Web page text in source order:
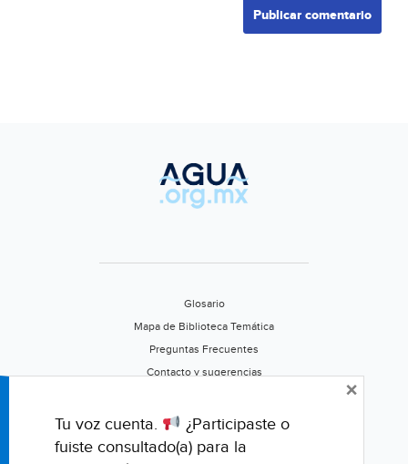
Glosario
Mapa de Biblioteca Temática
Preguntas Frecuentes
Contacto y sugerencias
Califica este portal
Tu voz cuenta.
¿Participaste o
fuiste consultado(a) para la
×